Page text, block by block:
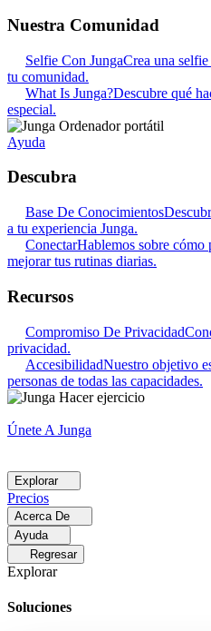
Nuestra Comunidad
Selfie Con JungaCrea una
tu comunidad.
What Is Junga?Descubre qué
especial.
Ayuda
Descubra
Base De Conocimientos
a tu experiencia Junga.
ConectarHablemos sobre cómo
mejorar tus rutinas diarias.
Recursos
Compromiso De Privacidad
privacidad.
AccesibilidadNuestro objetivo
personas de todas las capacidades.
Únete A Junga
Explorar
Precios
Acerca De
Ayuda
Regresar
Explorar
Soluciones